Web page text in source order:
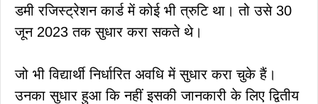
डमी रजिस्ट्रेशन कार्ड में कोई भी त्रुटि था। तो उसे 30
जून 2023 तक सुधार करा सकते थे।
जो भी विद्यार्थी निर्धारित अवधि में सुधार करा चुके हैं।
उनका सुधार हुआ कि नहीं इसकी जानकारी के लिए द्वितीय